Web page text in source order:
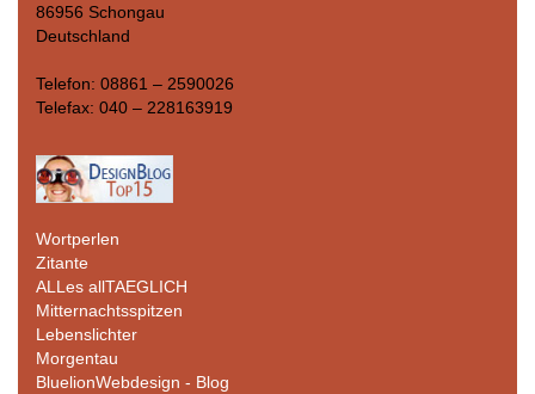
86956 Schongau
Deutschland
Telefon: 08861 – 2590026
Telefax: 040 – 228163919
Wortperlen
Zitante
ALLes allTAEGLICH
Mitternachtsspitzen
Lebenslichter
Morgentau
BluelionWebdesign - Blog